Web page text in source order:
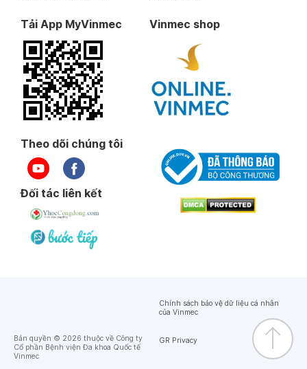
Tải App MyVinmec Vinmec shop
Theo dõi chúng tôi
Đối tác liên kết
Bản quyền © 2026 thuộc về Công ty
Cổ phần Bệnh viện Đa khoa Quốc tế
Vinmec
Chính sách bảo vệ dữ liệu cá nhân
của Vinmec
GR Privacy